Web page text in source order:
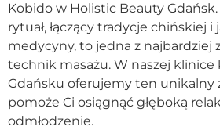
Kobido w Holistic Beauty
rytuał, łączący tradycje chińskiej i
medycyny, to jedna z najbardziej
technik masażu. W naszej
Gdańsku oferujemy ten unikalny
pomoże Ci osiągnąć głęboką
odmłodzenie.